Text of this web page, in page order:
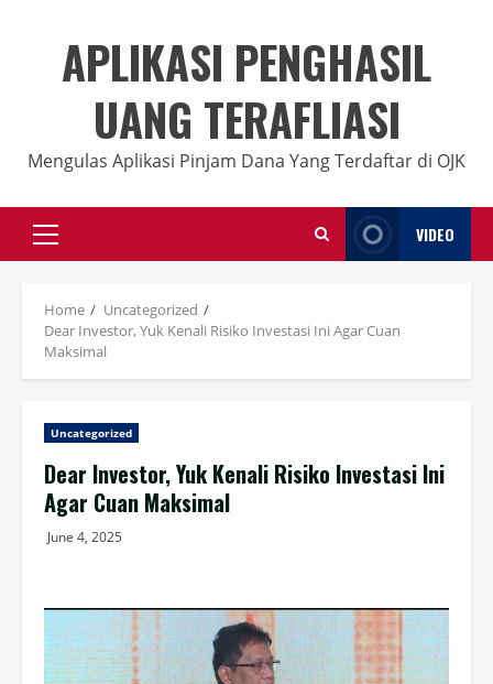
APLIKASI PENGHASIL
UANG TERAFLIASI
Mengulas Aplikasi Pinjam Dana Yang Terdaftar di OJK
Primary
Menu
VIDEO
Home
Uncategorized
Dear Investor, Yuk Kenali Risiko Investasi Ini Agar Cuan
Maksimal
Uncategorized
Dear Investor, Yuk Kenali Risiko Investasi Ini
Agar Cuan Maksimal
June 4, 2025